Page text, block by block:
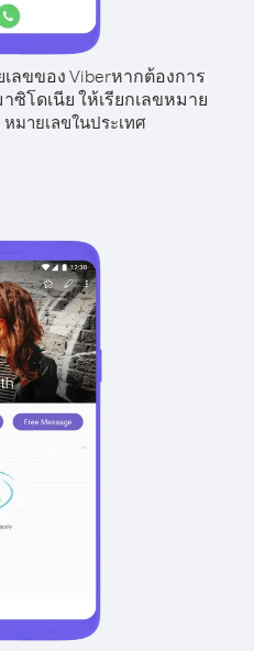
ลขของ Viberหากต้องการ
โดเนีย ให้เรียกเลขหมาย
หมายเลขในประเทศ